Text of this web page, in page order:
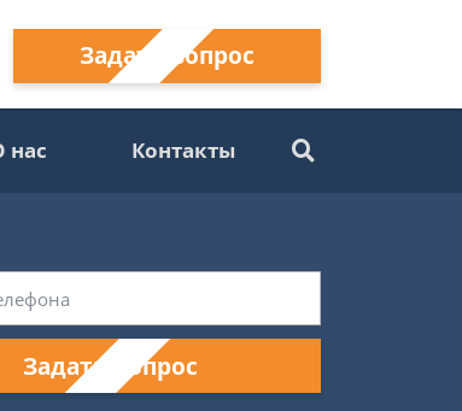
Задать вопрос
нас Контакты
Задать вопрос